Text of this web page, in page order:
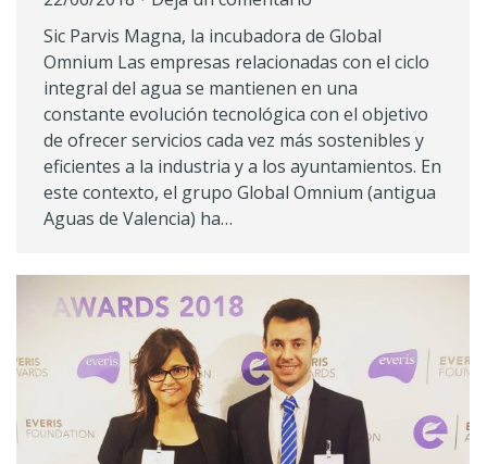
Sic Parvis Magna, la incubadora de Global
Omnium Las empresas relacionadas con el ciclo
integral del agua se mantienen en una
constante evolución tecnológica con el objetivo
de ofrecer servicios cada vez más sostenibles y
eficientes a la industria y a los ayuntamientos. En
este contexto, el grupo Global Omnium (antigua
Aguas de Valencia) ha…